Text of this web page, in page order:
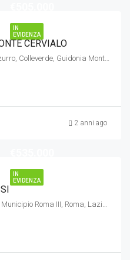
IN
EVIDENZA
CERVIALO
Piazza Monte Cervialto, Parco Azzurro, Colleverde, Guidonia Montecelio, Roma, Lazio, Italia
2 anni ago
IN
EVIDENZA
Via Carlo Dossi, Monte Sacro Alto, Municipio Roma III, Roma, Lazio, 00137, Italia